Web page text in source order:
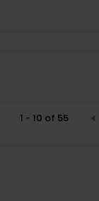
1 - 10 of 55